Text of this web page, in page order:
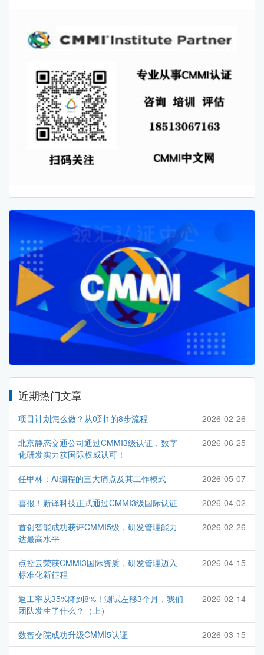
近期热门文章
项目计划怎么做？从0到1的8步流程 2026-02-26
北京静态交通公司通过CMMI3级认证，数字
化研发实力获国际权威认可！
2026-06-25
任甲林：AI编程的三大痛点及其工作模式 2026-05-07
喜报！新译科技正式通过CMMI3级国际认证 2026-04-02
首创智能成功获评CMMI5级，研发管理能力
达最高水平
2026-02-26
点控云荣获CMMI3国际资质，研发管理迈入
标准化新征程
2026-04-15
返工率从35%降到8%！测试左移3个月，我们
团队发生了什么？（上）
2026-02-14
数智交院成功升级CMMI5认证 2026-03-15